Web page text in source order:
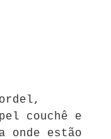
couchê e
onde estão